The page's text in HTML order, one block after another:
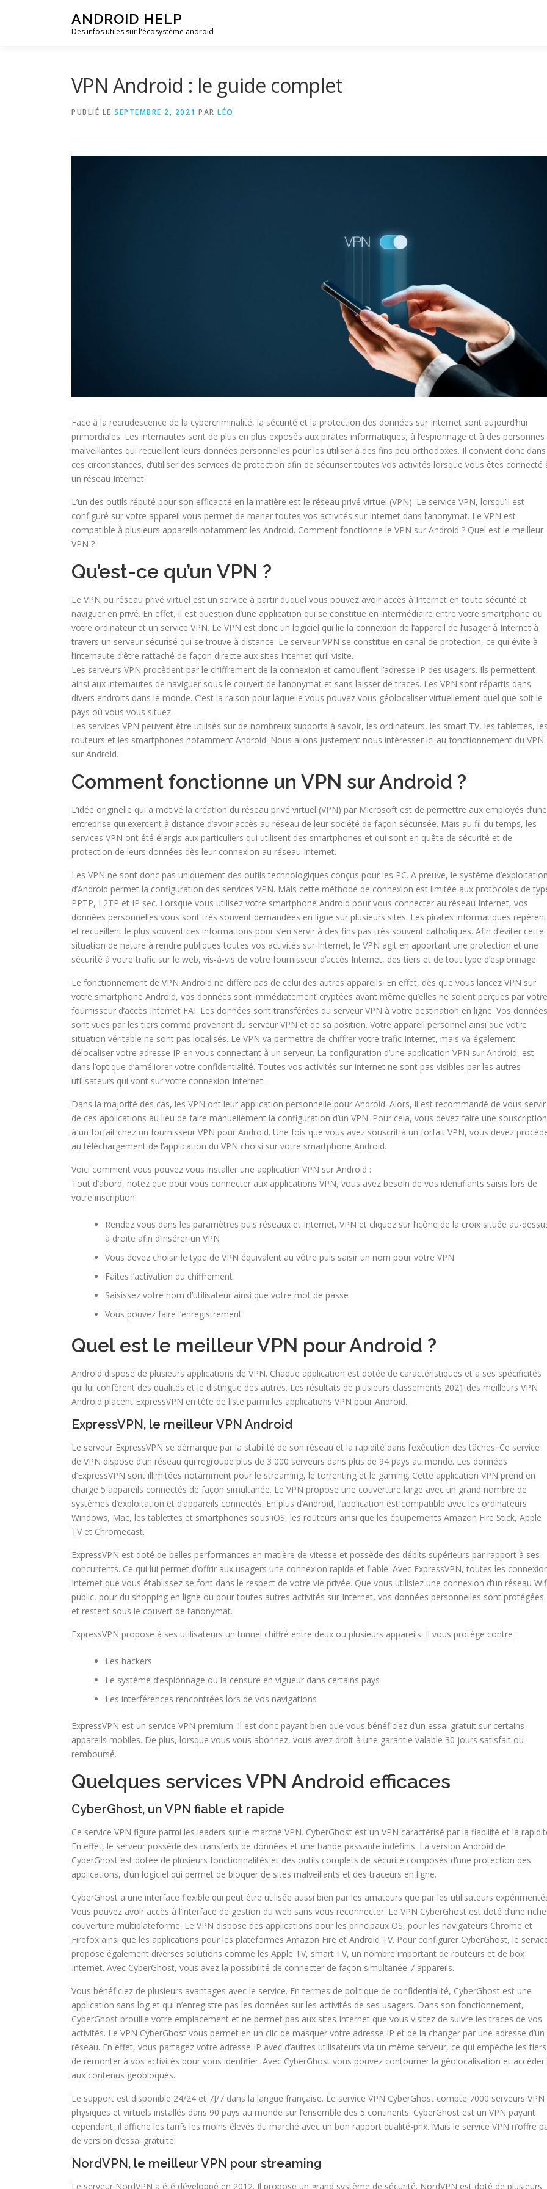
ANDROID HELP
Des infos utiles sur l'écosystème android
VPN Android : le guide complet
PUBLIÉ LE SEPTEMBRE 2, 2021 PAR LÉO
Face à la recrudescence de la cybercriminalité, la sécurité et la protection des données sur Internet sont aujourd’hui
primordiales. Les internautes sont de plus en plus exposés aux pirates informatiques, à l’espionnage et à des personnes
malveillantes qui recueillent leurs données personnelles pour les utiliser à des fins peu orthodoxes. Il convient donc dans
ces circonstances, d’utiliser des services de protection afin de sécuriser toutes vos activités lorsque vous êtes connecté
un réseau Internet.
L’un des outils réputé pour son efficacité en la matière est le réseau privé virtuel (VPN). Le service VPN, lorsqu’il est
configuré sur votre appareil vous permet de mener toutes vos activités sur Internet dans l’anonymat. Le VPN est
compatible à plusieurs appareils notamment les Android. Comment fonctionne le VPN sur Android ? Quel est le meilleur
VPN ?
Qu’est-ce qu’un VPN ?
Le VPN ou réseau privé virtuel est un service à partir duquel vous pouvez avoir accès à Internet en toute sécurité et
naviguer en privé. En effet, il est question d’une application qui se constitue en intermédiaire entre votre smartphone ou
votre ordinateur et un service VPN. Le VPN est donc un logiciel qui lie la connexion de l’appareil de l’usager à Internet à
travers un serveur sécurisé qui se trouve à distance. Le serveur VPN se constitue en canal de protection, ce qui évite à
l’internaute d’être rattaché de façon directe aux sites Internet qu’il visite.
Les serveurs VPN procèdent par le chiffrement de la connexion et camouflent l’adresse IP des usagers. Ils permettent
ainsi aux internautes de naviguer sous le couvert de l’anonymat et sans laisser de traces. Les VPN sont répartis dans
divers endroits dans le monde. C’est la raison pour laquelle vous pouvez vous géolocaliser virtuellement quel que soit le
pays où vous vous situez.
Les services VPN peuvent être utilisés sur de nombreux supports à savoir, les ordinateurs, les smart TV, les tablettes,
routeurs et les smartphones notamment Android. Nous allons justement nous intéresser ici au fonctionnement du VPN
sur Android.
Comment fonctionne un VPN sur Android ?
L’idée originelle qui a motivé la création du réseau privé virtuel (VPN) par Microsoft est de permettre aux employés d’une
entreprise qui exercent à distance d’avoir accès au réseau de leur société de façon sécurisée. Mais au fil du temps, les
services VPN ont été élargis aux particuliers qui utilisent des smartphones et qui sont en quête de sécurité et de
protection de leurs données dès leur connexion au réseau Internet.
Les VPN ne sont donc pas uniquement des outils technologiques conçus pour les PC. A preuve, le système
d’Android permet la configuration des services VPN. Mais cette méthode de connexion est limitée aux protocoles de
PPTP, L2TP et IP sec. Lorsque vous utilisez votre smartphone Android pour vous connecter au réseau Internet, vos
données personnelles vous sont très souvent demandées en ligne sur plusieurs sites. Les pirates informatiques repèrent
et recueillent le plus souvent ces informations pour s’en servir à des fins pas très souvent catholiques. Afin d’éviter cette
situation de nature à rendre publiques toutes vos activités sur Internet, le VPN agit en apportant une protection et une
sécurité à votre trafic sur le web, vis-à-vis de votre fournisseur d’accès Internet, des tiers et de tout type d’espionnage.
Le fonctionnement de VPN Android ne diffère pas de celui des autres appareils. En effet, dès que vous lancez VPN sur
votre smartphone Android, vos données sont immédiatement cryptées avant même qu’elles ne soient perçues par votre
fournisseur d’accès Internet FAI. Les données sont transférées du serveur VPN à votre destination en ligne. Vos données
sont vues par les tiers comme provenant du serveur VPN et de sa position. Votre appareil personnel ainsi que votre
situation véritable ne sont pas localisés. Le VPN va permettre de chiffrer votre trafic Internet, mais va également
délocaliser votre adresse IP en vous connectant à un serveur. La configuration d’une application VPN sur Android, est
dans l’optique d’améliorer votre confidentialité. Toutes vos activités sur Internet ne sont pas visibles par les autres
utilisateurs qui vont sur votre connexion Internet.
Dans la majorité des cas, les VPN ont leur application personnelle pour Android. Alors, il est recommandé de vous servir
de ces applications au lieu de faire manuellement la configuration d’un VPN. Pour cela, vous devez faire une souscription
à un forfait chez un fournisseur VPN pour Android. Une fois que vous avez souscrit à un forfait VPN, vous devez
au téléchargement de l’application du VPN choisi sur votre smartphone Android.
Voici comment vous pouvez vous installer une application VPN sur Android :
Tout d’abord, notez que pour vous connecter aux applications VPN, vous avez besoin de vos identifiants saisis lors de
votre inscription.
Rendez vous dans les paramètres puis réseaux et Internet, VPN et cliquez sur l’icône de la croix située au-
à droite afin d’insérer un VPN
Vous devez choisir le type de VPN équivalent au vôtre puis saisir un nom pour votre VPN
Faites l’activation du chiffrement
Saisissez votre nom d’utilisateur ainsi que votre mot de passe
Vous pouvez faire l’enregistrement
Quel est le meilleur VPN pour Android ?
Android dispose de plusieurs applications de VPN. Chaque application est dotée de caractéristiques et a ses spécificités
qui lui confèrent des qualités et le distingue des autres. Les résultats de plusieurs classements 2021 des meilleurs VPN
Android placent ExpressVPN en tête de liste parmi les applications VPN pour Android.
ExpressVPN, le meilleur VPN Android
Le serveur ExpressVPN se démarque par la stabilité de son réseau et la rapidité dans l’exécution des tâches. Ce service
de VPN dispose d’un réseau qui regroupe plus de 3 000 serveurs dans plus de 94 pays au monde. Les données
d’ExpressVPN sont illimitées notamment pour le streaming, le torrenting et le gaming. Cette application VPN prend en
charge 5 appareils connectés de façon simultanée. Le VPN propose une couverture large avec un grand nombre de
systèmes d’exploitation et d’appareils connectés. En plus d’Android, l’application est compatible avec les ordinateurs
Windows, Mac, les tablettes et smartphones sous iOS, les routeurs ainsi que les équipements Amazon Fire Stick, Apple
TV et Chromecast.
ExpressVPN est doté de belles performances en matière de vitesse et possède des débits supérieurs par rapport à ses
concurrents. Ce qui lui permet d’offrir aux usagers une connexion rapide et fiable. Avec ExpressVPN, toutes les
Internet que vous établissez se font dans le respect de votre vie privée. Que vous utilisiez une connexion d’un réseau
public, pour du shopping en ligne ou pour toutes autres activités sur Internet, vos données personnelles sont protégées
et restent sous le couvert de l’anonymat.
ExpressVPN propose à ses utilisateurs un tunnel chiffré entre deux ou plusieurs appareils. Il vous protège contre :
Les hackers
Le système d’espionnage ou la censure en vigueur dans certains pays
Les interférences rencontrées lors de vos navigations
ExpressVPN est un service VPN premium. Il est donc payant bien que vous bénéficiez d’un essai gratuit sur certains
appareils mobiles. De plus, lorsque vous vous abonnez, vous avez droit à une garantie valable 30 jours satisfait ou
remboursé.
Quelques services VPN Android efficaces
CyberGhost, un VPN fiable et rapide
Ce service VPN figure parmi les leaders sur le marché VPN. CyberGhost est un VPN caractérisé par la fiabilité et la
En effet, le serveur possède des transferts de données et une bande passante indéfinis. La version Android de
CyberGhost est dotée de plusieurs fonctionnalités et des outils complets de sécurité composés d’une protection des
applications, d’un logiciel qui permet de bloquer de sites malveillants et des traceurs en ligne.
CyberGhost a une interface flexible qui peut être utilisée aussi bien par les amateurs que par les utilisateurs
Vous pouvez avoir accès à l’interface de gestion du web sans vous reconnecter. Le VPN CyberGhost est doté d’une riche
couverture multiplateforme. Le VPN dispose des applications pour les principaux OS, pour les navigateurs Chrome et
Firefox ainsi que les applications pour les plateformes Amazon Fire et Android TV. Pour configurer CyberGhost, le
propose également diverses solutions comme les Apple TV, smart TV, un nombre important de routeurs et de box
Internet. Avec CyberGhost, vous avez la possibilité de connecter de façon simultanée 7 appareils.
Vous bénéficiez de plusieurs avantages avec le service. En termes de politique de confidentialité, CyberGhost est une
application sans log et qui n’enregistre pas les données sur les activités de ses usagers. Dans son fonctionnement,
CyberGhost brouille votre emplacement et ne permet pas aux sites Internet que vous visitez de suivre les traces de vos
activités. Le VPN CyberGhost vous permet en un clic de masquer votre adresse IP et de la changer par une adresse d’un
réseau. En effet, vous partagez votre adresse IP avec d’autres utilisateurs via un même serveur, ce qui empêche les tiers
de remonter à vos activités pour vous identifier. Avec CyberGhost vous pouvez contourner la géolocalisation et accéder
aux contenus geobloqués.
Le support est disponible 24/24 et 7J/7 dans la langue française. Le service VPN CyberGhost compte 7000 serveurs VPN
physiques et virtuels installés dans 90 pays au monde sur l’ensemble des 5 continents. CyberGhost est un VPN payant
cependant, il affiche les tarifs les moins élevés du marché avec un bon rapport qualité-prix. Mais le service VPN n’offre
de version d’essai gratuite.
NordVPN, le meilleur VPN pour streaming
Le serveur NordVPN a été développé en 2012. Il propose un grand système de sécurité. NordVPN est doté de plusieurs